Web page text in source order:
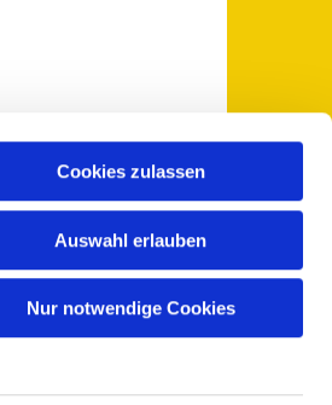
Cookies zulassen
Auswahl erlauben
Nur notwendige Cookies
otto.de